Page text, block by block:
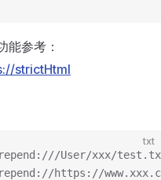
能参考：
strictHtml
txt
User/xxx/
https://